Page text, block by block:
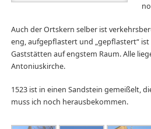
Auch der Ortskern selber ist
eng, aufgepflastert und „gepflastert“
Gaststätten auf engstem Raum. Alle
Antoniuskirche.
1523 ist in einen Sandstein gemeißelt,
muss ich noch herausbekommen.